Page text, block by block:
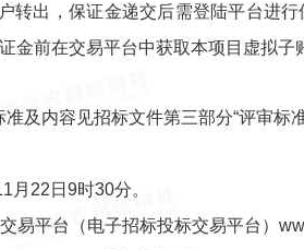
出，保证金递交后需登陆平台进
金前在交易平台中获取本项目虚拟子
及内容见招标文件第三部分“评审标
月22日9时30分。
易平台（电子招标投标交易平台）